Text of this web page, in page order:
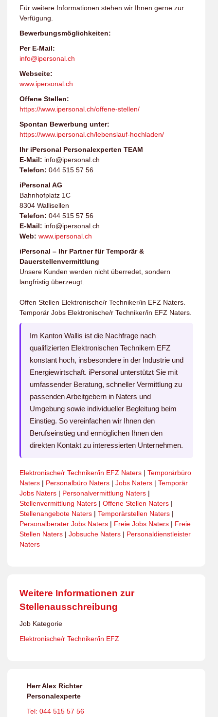
Für weitere Informationen stehen wir Ihnen gerne zur
Verfügung.
Bewerbungsmöglichkeiten:
Per E-Mail:
info@ipersonal.ch
Webseite:
www.ipersonal.ch
Offene Stellen:
https://www.ipersonal.ch/offene-stellen/
Spontan Bewerbung unter:
https://www.ipersonal.ch/lebenslauf-hochladen/
Ihr iPersonal Personalexperten TEAM
E-Mail: info@ipersonal.ch
Telefon: 044 515 57 56
iPersonal AG
Bahnhofplatz 1C
8304 Wallisellen
Telefon: 044 515 57 56
E-Mail: info@ipersonal.ch
Web: www.ipersonal.ch
iPersonal – Ihr Partner für Temporär &
Dauerstellenvermittlung
Unsere Kunden werden nicht überredet, sondern
langfristig überzeugt.
Offen Stellen Elektronische/r Techniker/in EFZ Naters.
Temporär Jobs Elektronische/r Techniker/in EFZ Naters.
Im Kanton Wallis ist die Nachfrage nach
qualifizierten Elektronischen Technikern EFZ
konstant hoch, insbesondere in der Industrie und
Energiewirtschaft. iPersonal unterstützt Sie mit
umfassender Beratung, schneller Vermittlung zu
passenden Arbeitgebern in Naters und
Umgebung sowie individueller Begleitung beim
Einstieg. So vereinfachen wir Ihnen den
Berufseinstieg und ermöglichen Ihnen den
direkten Kontakt zu interessierten Unternehmen.
Elektronische/r Techniker/in EFZ Naters | Temporärbüro
Naters | Personalbüro Naters | Jobs Naters | Temporär
Jobs Naters | Personalvermittlung Naters |
Stellenvermittlung Naters | Offene Stellen Naters |
Stellenangebote Naters | Temporärstellen Naters |
Personalberater Jobs Naters | Freie Jobs Naters | Freie
Stellen Naters | Jobsuche Naters | Personaldienstleister
Naters
Weitere Informationen zur
Stellenausschreibung
Job Kategorie
Elektronische/r Techniker/in EFZ
Herr Alex Richter
Personalexperte
Tel: 044 515 57 56